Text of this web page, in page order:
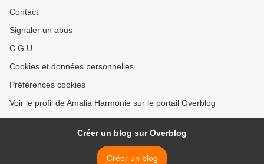
Contact
Signaler un abus
C.G.U.
Cookies et données personnelles
Préférences cookies
Voir le profil de Amalia Harmonie sur le portail Overblog
Créer un blog sur Overblog
Créer un blog